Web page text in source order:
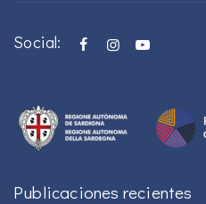
Social:
Publicaciones recientes